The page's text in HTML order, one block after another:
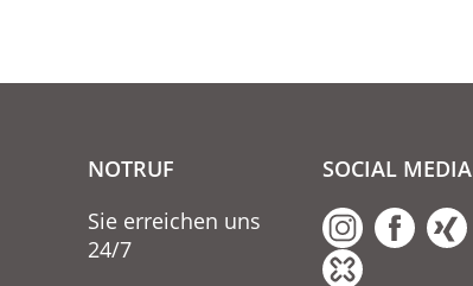
NOTRUF
Sie erreichen uns
24/7
SOCIAL MEDIA